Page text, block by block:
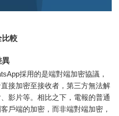
比較
異
採用的是端對端加密協議，
接加密至接收者，第三方無法解
影片等。相比之下，電報的普通
戶端的加密，而非端對端加密，